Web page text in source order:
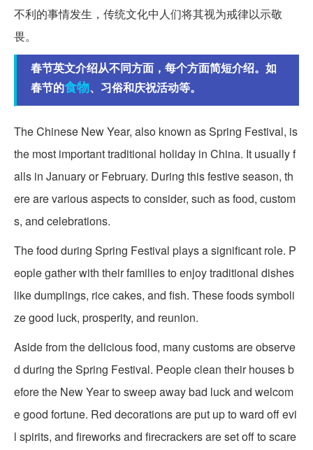
不利的事情发生，传统文化中人们将其视为戒律以示敬
畏。
春节英文介绍从不同方面，每个方面简短介绍。如
春节的食物、习俗和庆祝活动等。
The Chinese New Year, also known as Spring Festival, is
the most important traditional holiday in China. It usually f
alls in January or February. During this festive season, th
ere are various aspects to consider, such as food, custom
s, and celebrations.
The food during Spring Festival plays a significant role. P
eople gather with their families to enjoy traditional dishes
like dumplings, rice cakes, and fish. These foods symboli
ze good luck, prosperity, and reunion.
Aside from the delicious food, many customs are observe
d during the Spring Festival. People clean their houses b
efore the New Year to sweep away bad luck and welcom
e good fortune. Red decorations are put up to ward off evi
l spirits, and fireworks and firecrackers are set off to scare